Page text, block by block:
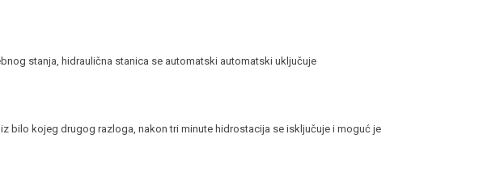
stanja, hidraulična stanica se automatski automatski uključuje
bilo kojeg drugog razloga, nakon tri minute hidrostacija se isključuje i moguć je